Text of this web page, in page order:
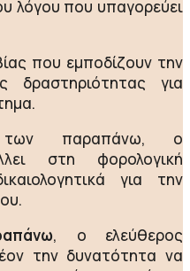
λόγου που υπαγορεύει
που εμποδίζουν την
δραστηριότητας για
παραπάνω, ο
στη φορολογική
για την
, ο ελεύθερος
την δυνατότητα να